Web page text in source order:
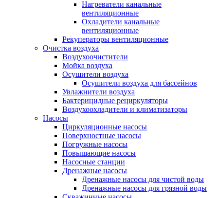
Нагреватели канальные
вентиляционные
Охладители канальные
вентиляционные
Рекуператоры вентиляционные
Очистка воздуха
Воздухоочистители
Мойка воздуха
Осушители воздуха
Осушители воздуха для бассейнов
Увлажнители воздуха
Бактерицидные рециркуляторы
Воздухоохладители и климатизаторы
Насосы
Циркуляционные насосы
Поверхностные насосы
Погружные насосы
Повышающие насосы
Насосные станции
Дренажные насосы
Дренажные насосы для чистой воды
Дренажные насосы для грязной воды